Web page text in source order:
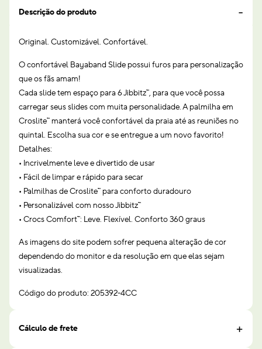
Descrição do produto
Original. Customizável. Confortável.
O confortável Bayaband Slide possui furos para personalização
que os fãs amam!
Cada slide tem espaço para 6 Jibbitz™, para que você possa
carregar seus slides com muita personalidade. A palmilha em
Croslite™ manterá você confortável da praia até as reuniões no
quintal. Escolha sua cor e se entregue a um novo favorito!
Detalhes:
• Incrivelmente leve e divertido de usar
• Fácil de limpar e rápido para secar
• Palmilhas de Croslite™ para conforto duradouro
• Personalizável com nosso Jibbitz™
• Crocs Comfort™: Leve. Flexível. Conforto 360 graus
As imagens do site podem sofrer pequena alteração de cor
dependendo do monitor e da resolução em que elas sejam
visualizadas.
Código do produto: 205392-4CC
Cálculo de frete